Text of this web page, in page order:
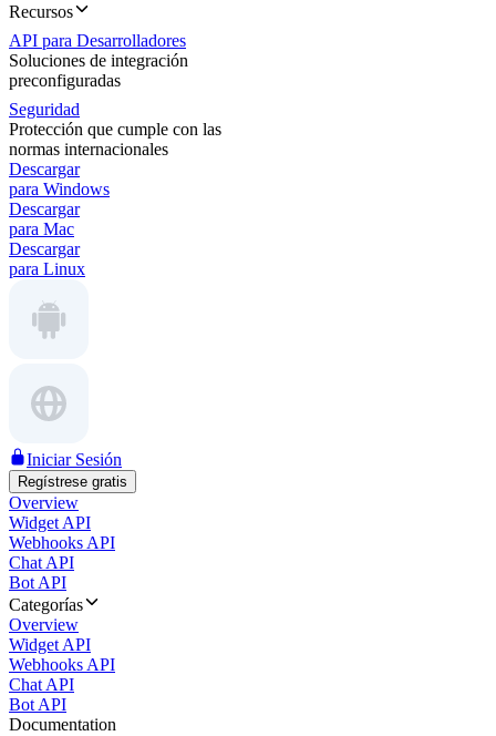
Recursos
API para Desarrolladores
Soluciones de integración
preconfiguradas
Seguridad
Protección que cumple con las
normas internacionales
Descargar
para Windows
Descargar
para Mac
Descargar
para Linux
Iniciar Sesión
Regístrese gratis
Overview
Widget API
Webhooks API
Chat API
Bot API
Categorías
Overview
Widget API
Webhooks API
Chat API
Bot API
Documentation